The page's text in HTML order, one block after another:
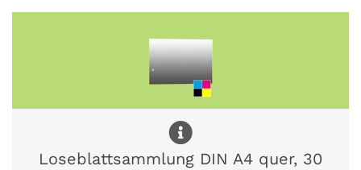
Loseblattsammlung DIN A4 quer, 30